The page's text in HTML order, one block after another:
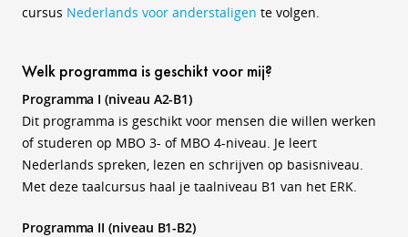
cursus Nederlands voor anderstaligen te volgen.
Welk programma is geschikt voor mij?
Programma I (niveau A2-B1)
Dit programma is geschikt voor mensen die willen werken
of studeren op MBO 3- of MBO 4-niveau. Je leert
Nederlands spreken, lezen en schrijven op basisniveau.
Met deze taalcursus haal je taalniveau B1 van het ERK.
Programma II (niveau B1-B2)